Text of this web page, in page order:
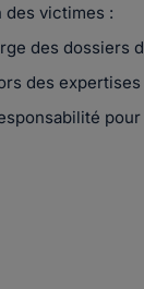
victimes :
des dossiers
des